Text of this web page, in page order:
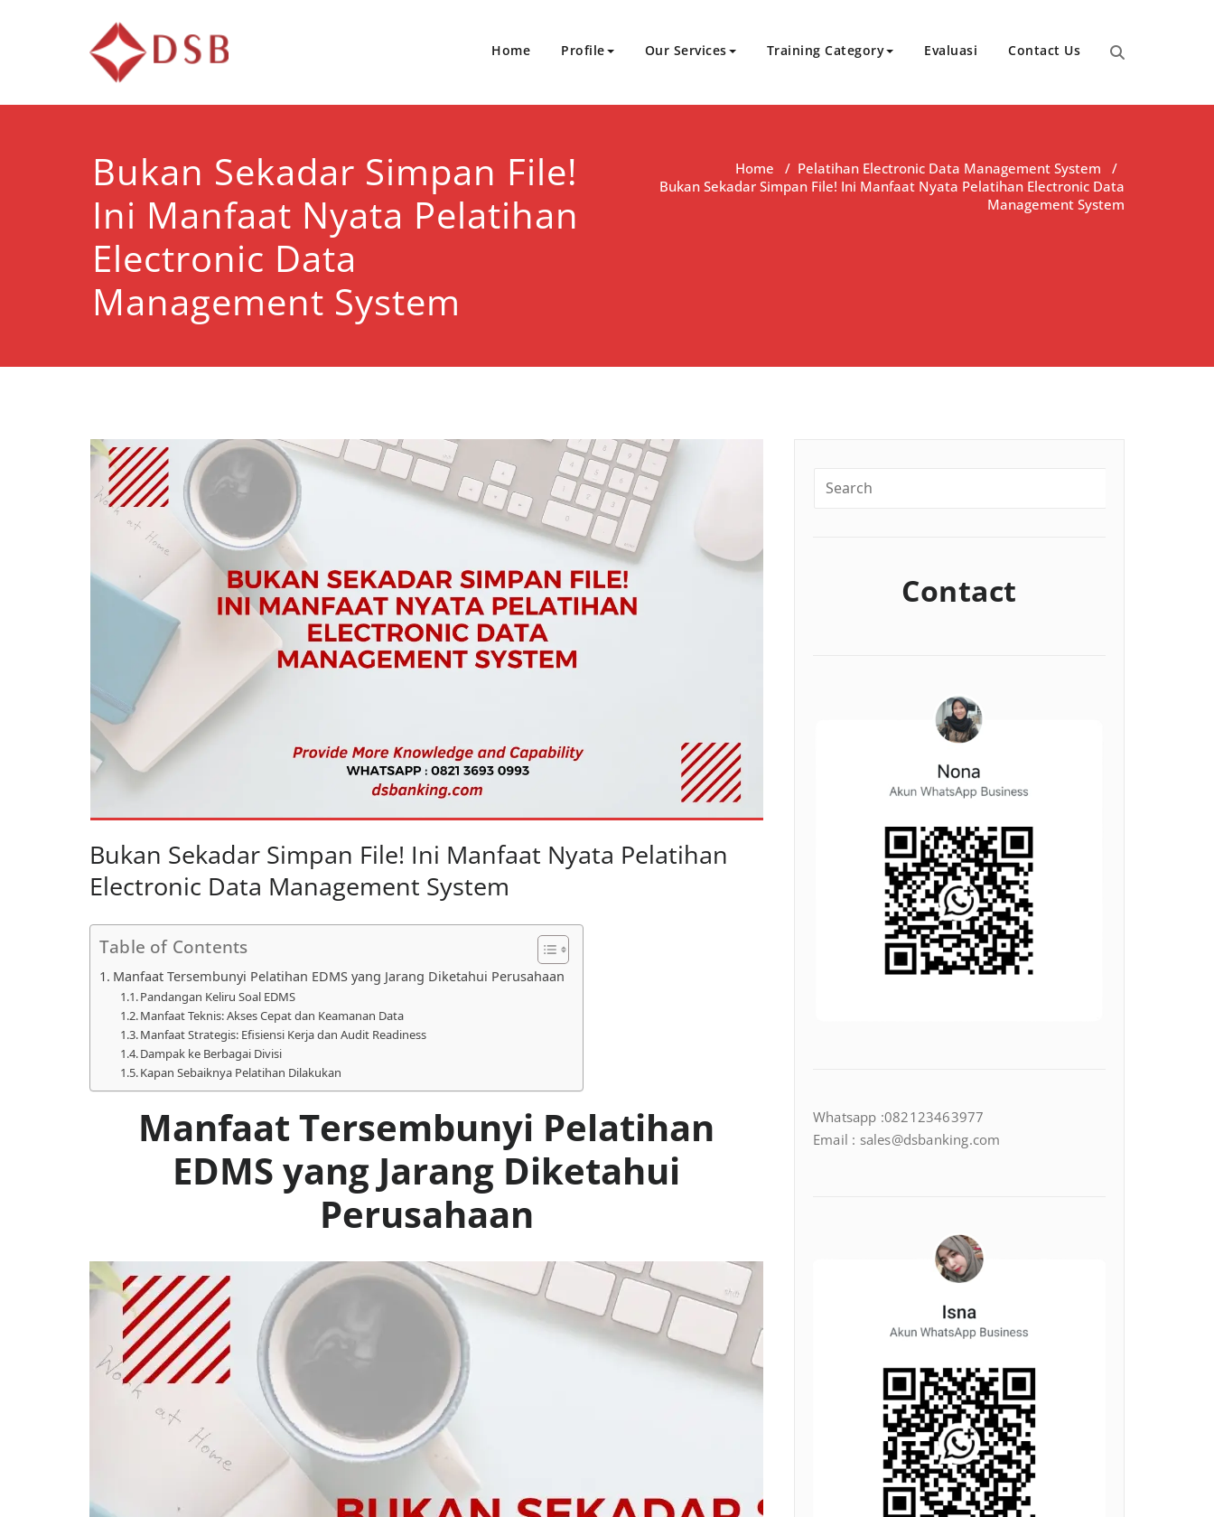
Home Profile Our Services Training Category Evaluasi Contact Us
Bukan Sekadar Simpan File!
Ini Manfaat Nyata Pelatihan
Electronic Data
Management System
Home / Pelatihan Electronic Data Management System /
Bukan Sekadar Simpan File! Ini Manfaat Nyata Pelatihan Electronic Data
Management System
Bukan Sekadar Simpan File! Ini Manfaat Nyata Pelatihan
Electronic Data Management System
Table of Contents
Manfaat Tersembunyi Pelatihan EDMS yang Jarang Diketahui Perusahaan
Pandangan Keliru Soal EDMS
Manfaat Teknis: Akses Cepat dan Keamanan Data
Manfaat Strategis: Efisiensi Kerja dan Audit Readiness
Dampak ke Berbagai Divisi
Kapan Sebaiknya Pelatihan Dilakukan
Manfaat Tersembunyi Pelatihan
EDMS yang Jarang Diketahui
Perusahaan
Contact
Whatsapp :082123463977
Email : sales@dsbanking.com